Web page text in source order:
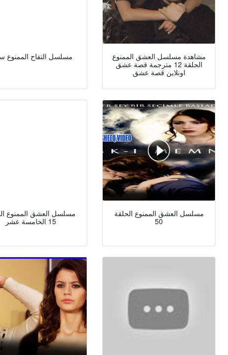
مسلسل التفاح الممنوع
مشاهدة مسلسل العشق الممنوع
الحلقة 12 مترجمة قصة عشق
اونلاين قصة عشق
مسلسل العشق الممنوع
15 الخامسة عشر
مسلسل العشق الممنوع الحلقة
50